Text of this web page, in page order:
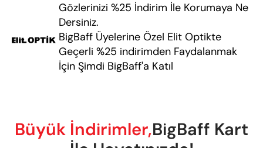
Gözlerinizi %25 İndirim İle Korumaya Ne
Dersiniz.
BigBaff Üyelerine Özel Elit Optikte
Geçerli %25 indirimden Faydalanmak
İçin Şimdi BigBaff'a Katıl
Büyük İndirimler,BigBaff Kart